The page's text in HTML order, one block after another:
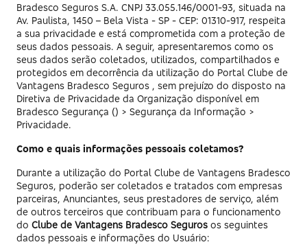
Bradesco Seguros S.A. CNPJ 33.055.146/0001-93, situada na
Av. Paulista, 1450 – Bela Vista - SP - CEP: 01310-917, respeita
a sua privacidade e está comprometida com a proteção de
seus dados pessoais. A seguir, apresentaremos como os
seus dados serão coletados, utilizados, compartilhados e
protegidos em decorrência da utilização do Portal Clube de
Vantagens Bradesco Seguros , sem prejuízo do disposto na
Diretiva de Privacidade da Organização disponível em
Bradesco Segurança () > Segurança da Informação >
Privacidade.
Como e quais informações pessoais coletamos?
Durante a utilização do Portal Clube de Vantagens Bradesco
Seguros, poderão ser coletados e tratados com empresas
parceiras, Anunciantes, seus prestadores de serviço, além
de outros terceiros que contribuam para o funcionamento
do Clube de Vantagens Bradesco Seguros os seguintes
dados pessoais e informações do Usuário: